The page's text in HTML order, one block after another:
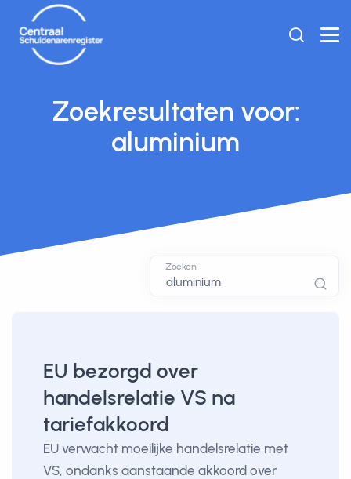
Zoekresultaten voor:
aluminium
Zoeken
EU bezorgd over
handelsrelatie VS na
tariefakkoord
EU verwacht moeilijke handelsrelatie met
VS, ondanks aanstaande akkoord over